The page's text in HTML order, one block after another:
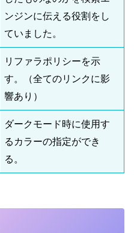
ンジンに伝える役割をし
ていました。
リファラポリシーを示
す。（全てのリンクに影
響あり）
ダークモード時に使用す
るカラーの指定ができ
る。